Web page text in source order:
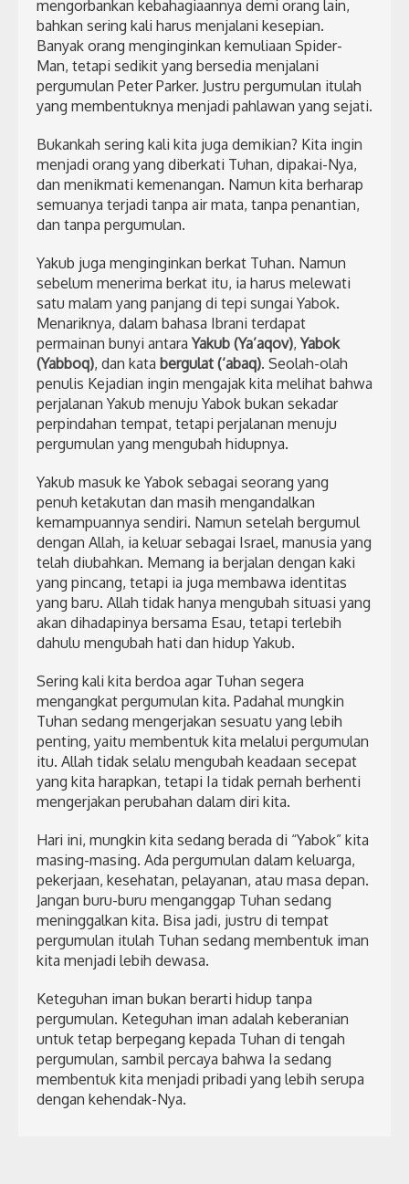
mengorbankan kebahagiaannya demi orang lain,
bahkan sering kali harus menjalani kesepian.
Banyak orang menginginkan kemuliaan Spider-
Man, tetapi sedikit yang bersedia menjalani
pergumulan Peter Parker. Justru pergumulan itulah
yang membentuknya menjadi pahlawan yang sejati.
Bukankah sering kali kita juga demikian? Kita ingin
menjadi orang yang diberkati Tuhan, dipakai-Nya,
dan menikmati kemenangan. Namun kita berharap
semuanya terjadi tanpa air mata, tanpa penantian,
dan tanpa pergumulan.
Yakub juga menginginkan berkat Tuhan. Namun
sebelum menerima berkat itu, ia harus melewati
satu malam yang panjang di tepi sungai Yabok.
Menariknya, dalam bahasa Ibrani terdapat
permainan bunyi antaraYakub (Ya’aqov),Yabok
(Yabboq), dan kata bergulat (‘abaq). Seolah-olah
penulis Kejadian ingin mengajak kita melihat bahwa
perjalanan Yakub menuju Yabok bukan sekadar
perpindahan tempat, tetapi perjalanan menuju
pergumulan yang mengubah hidupnya.
Yakub masuk ke Yabok sebagai seorang yang
penuh ketakutan dan masih mengandalkan
kemampuannya sendiri. Namun setelah bergumul
dengan Allah, ia keluar sebagai Israel, manusia yang
telah diubahkan. Memang ia berjalan dengan kaki
yang pincang, tetapi ia juga membawa identitas
yang baru. Allah tidak hanya mengubah situasi yang
akan dihadapinya bersama Esau, tetapi terlebih
dahulu mengubah hati dan hidup Yakub.
Sering kali kita berdoa agar Tuhan segera
mengangkat pergumulan kita. Padahal mungkin
Tuhan sedang mengerjakan sesuatu yang lebih
penting, yaitu membentuk kita melalui pergumulan
itu. Allah tidak selalu mengubah keadaan secepat
yang kita harapkan, tetapi Ia tidak pernah berhenti
mengerjakan perubahan dalam diri kita.
Hari ini, mungkin kita sedang berada di “Yabok” kita
masing-masing. Ada pergumulan dalam keluarga,
pekerjaan, kesehatan, pelayanan, atau masa depan.
Jangan buru-buru menganggap Tuhan sedang
meninggalkan kita. Bisa jadi, justru di tempat
pergumulan itulah Tuhan sedang membentuk iman
kita menjadi lebih dewasa.
Keteguhan iman bukan berarti hidup tanpa
pergumulan. Keteguhan iman adalah keberanian
untuk tetap berpegang kepada Tuhan di tengah
pergumulan, sambil percaya bahwa Ia sedang
membentuk kita menjadi pribadi yang lebih serupa
dengan kehendak-Nya.